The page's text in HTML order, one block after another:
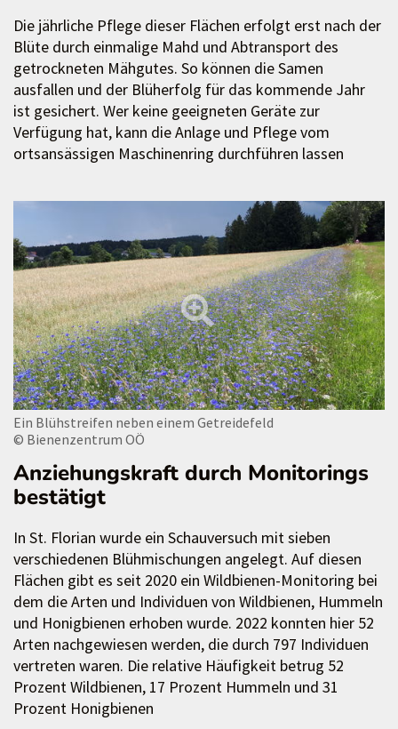
Die jährliche Pflege dieser Flächen erfolgt erst nach der
Blüte durch einmalige Mahd und Abtransport des
getrockneten Mähgutes. So können die Samen
ausfallen und der Blüherfolg für das kommende Jahr
ist gesichert. Wer keine geeigneten Geräte zur
Verfügung hat, kann die Anlage und Pflege vom
ortsansässigen Maschinenring durchführen lassen
Ein Blühstreifen neben einem Getreidefeld
© Bienenzentrum OÖ
Anziehungskraft durch Monitorings
bestätigt
In St. Florian wurde ein Schauversuch mit sieben
verschiedenen Blühmischungen angelegt. Auf diesen
Flächen gibt es seit 2020 ein Wildbienen-Monitoring bei
dem die Arten und Individuen von Wildbienen, Hummeln
und Honigbienen erhoben wurde. 2022 konnten hier 52
Arten nachgewiesen werden, die durch 797 Individuen
vertreten waren. Die relative Häufigkeit betrug 52
Prozent Wildbienen, 17 Prozent Hummeln und 31
Prozent Honigbienen